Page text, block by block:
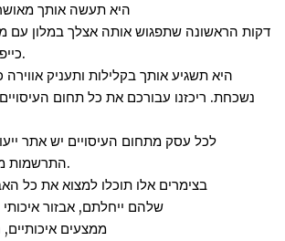
היא תעשה אותך
דקות הראשונה שתפגוש אותה אצלך במלון עם
כייפית ומשמחת.
היא תשגיע אותך בקלילות ותעניק אווירה
נשכחת. ריכזנו עבורכם את כל תחום
לכל עסק מתחום העיסויים יש אתר
התרשמות מהירה ונוחה.
בצימרים אלו תוכלו למצוא את כל
שלהם ייחלתם, אבזור
ממצעים